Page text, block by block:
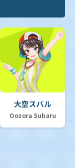
大空スバル
Oozora Subaru